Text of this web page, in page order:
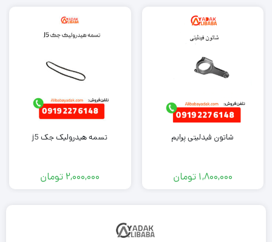
شاتون فیدلیتی پرایم
1,800,000 تومان
تسمه هیدرولیک جک j5
2,000,000 تومان